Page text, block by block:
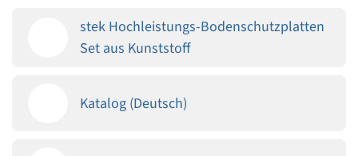
stek Hochleistungs-Bodenschutzplatten
Set aus Kunststoff
Katalog (Deutsch)